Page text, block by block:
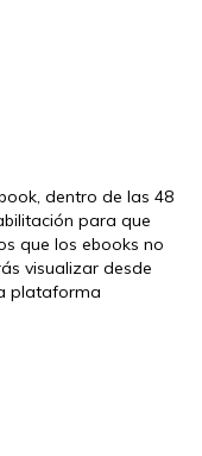
dentro de las 48
para que
que los ebooks no
visualizar desde
plataforma